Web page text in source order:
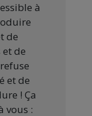
à
de
de
et de
! Ça
vous :